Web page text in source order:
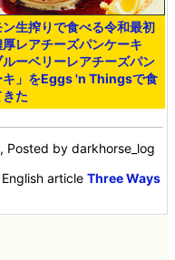
ン生搾りで食べる令和最初
レアチーズパンケーキ
ルーベリーレアチーズパン
キ」をEggs 'n Thingsで食
た
, Posted by darkhorse_log
articleThree Ways